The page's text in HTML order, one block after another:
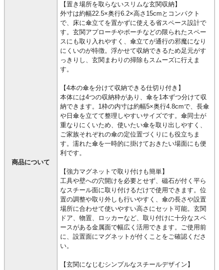
商品について
【置き場所を取らないスリムな玄関収納】
外寸は約幅22.5×奥行6.2×高さ15cmとコンパクト
で、床に傘立てを置かずに使える省スペース設計で
す。玄関アプローチやポーチなどの限られたスペー
スにも取り入れやすく、傘立てが通行の邪魔になり
にくいのが特徴。浮かせて収納できるため足元がす
っきりし、玄関まわりの掃除もスムーズに行えま
す。
【4本の傘を分けて収納できる仕切り付き】
本体には4つの収納枠があり、傘を1本ずつ分けて収
納できます。1枠の内寸は約幅5×奥行4.8cmで、長傘
や日傘を立てて整理しやすいサイズです。傘同士が
重なりにくいため、使いたい傘を取り出しやすく、
ご家族それぞれの傘の定位置づくりにも役立ちま
す。濡れた傘を一時的に掛けておきたい場面にも便
利です。
【強力マグネットで取り付けも簡単】
工具や壁への穴開けを必要とせず、磁石が付く平ら
なスチール面に取り付けるだけで使用できます。位
置の調整や取り外しも行いやすく、傘の長さや設置
場所に合わせて使いやすい高さにセット可能。玄関
ドア、物置、ロッカーなど、取り付けに十分なスペ
ースがある金属面で幅広く活用できます。ご使用前
に、設置面にマグネットが付くことをご確認くださ
い。
【玄関になじむシンプルなスチールデザイン】